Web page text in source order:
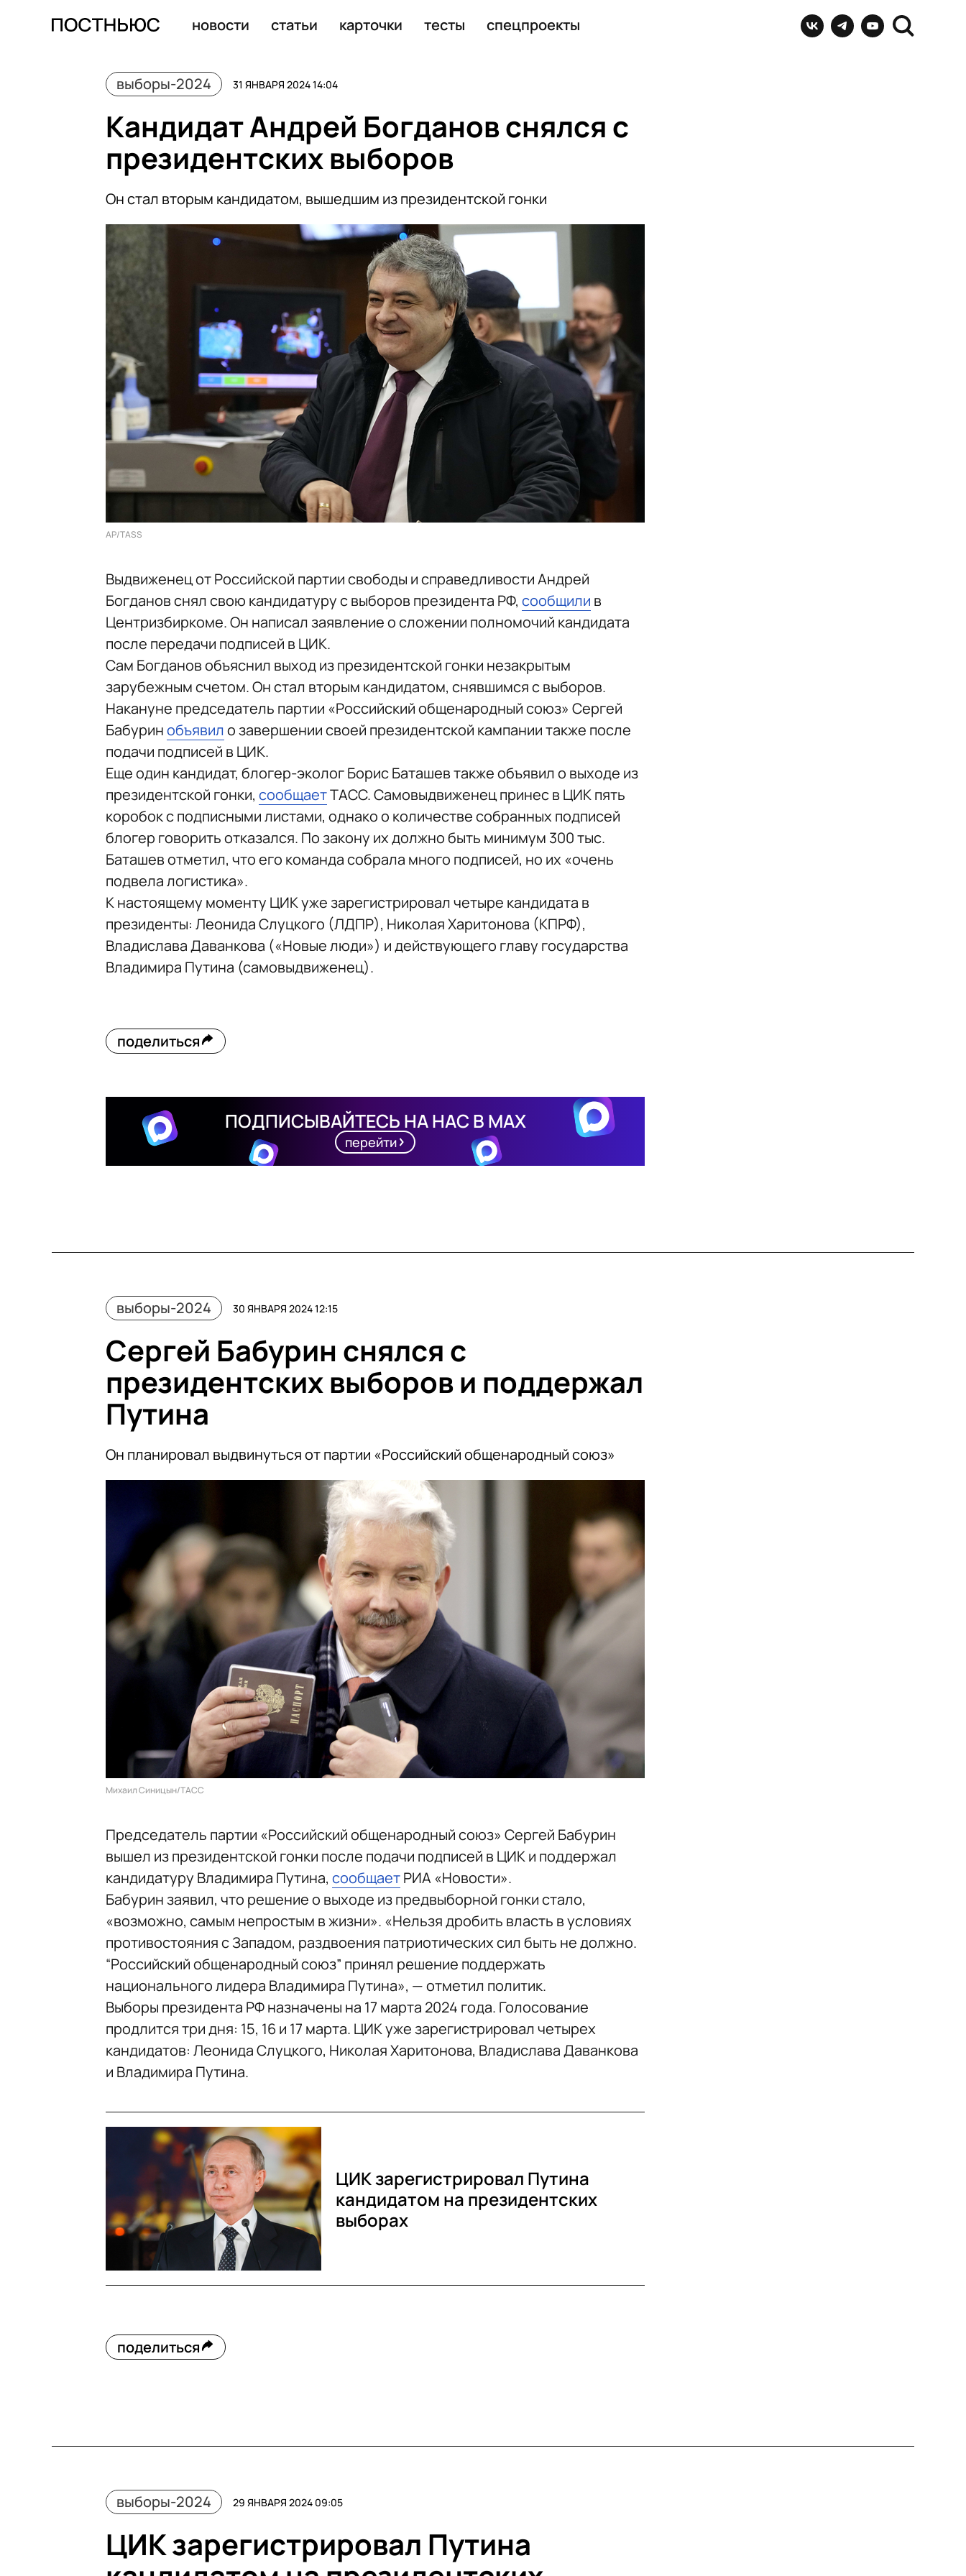
новости статьи карточки тесты спецпроекты
выборы-2024 31 ЯНВАРЯ 2024 14:04
Кандидат Андрей Богданов снялся с
президентских выборов
Он стал вторым кандидатом, вышедшим из президентской гонки
AP/TASS
Выдвиженец от Российской партии свободы и справедливости Андрей
Богданов снял свою кандидатуру с выборов президента РФ, сообщили в
Центризбиркоме. Он написал заявление о сложении полномочий кандидата
после передачи подписей в ЦИК.
Сам Богданов объяснил выход из президентской гонки незакрытым
зарубежным счетом. Он стал вторым кандидатом, снявшимся с выборов.
Накануне председатель партии «Российский общенародный союз» Сергей
Бабуринобъявило завершении своей президентской кампании также после
подачи подписей в ЦИК.
Еще один кандидат, блогер-эколог Борис Баташев также объявил о выходе из
президентской гонки, сообщаетТАСС. Самовыдвиженец принес в ЦИК пять
коробок с подписными листами, однако о количестве собранных подписей
блогер говорить отказался. По закону их должно быть минимум 300 тыс.
Баташев отметил, что его команда собрала много подписей, но их «очень
подвела логистика».
К настоящему моменту ЦИК уже зарегистрировал четыре кандидата в
президенты: Леонида Слуцкого (ЛДПР), Николая Харитонова (КПРФ),
Владислава Даванкова («Новые люди») и действующего главу государства
Владимира Путина (самовыдвиженец).
поделиться
ПОДПИСЫВАЙТЕСЬ НА НАС В MAX
перейти
выборы-2024 30 ЯНВАРЯ 2024 12:15
Сергей Бабурин снялся с
президентских выборов и поддержал
Путина
Он планировал выдвинуться от партии «Российский общенародный союз»
Михаил Синицын/ТАСС
Председатель партии «Российский общенародный союз» Сергей Бабурин
вышел из президентской гонки после подачи подписей в ЦИК и поддержал
кандидатуру Владимира Путина, сообщаетРИА «Новости».
Бабурин заявил, что решение о выходе из предвыборной гонки стало,
«возможно, самым непростым в жизни». «Нельзя дробить власть в условиях
противостояния с Западом, раздвоения патриотических сил быть не должно.
“Российский общенародный союз” принял решение поддержать
национального лидера Владимира Путина», — отметил политик.
Выборы президента РФ назначены на 17 марта 2024 года. Голосование
продлится три дня: 15, 16 и 17 марта. ЦИК уже зарегистрировал четырех
кандидатов: Леонида Слуцкого, Николая Харитонова, Владислава Даванкова
и Владимира Путина.
ЦИК зарегистрировал Путина
кандидатом на президентских
выборах
поделиться
выборы-2024 29 ЯНВАРЯ 2024 09:05
ЦИК зарегистрировал Путина